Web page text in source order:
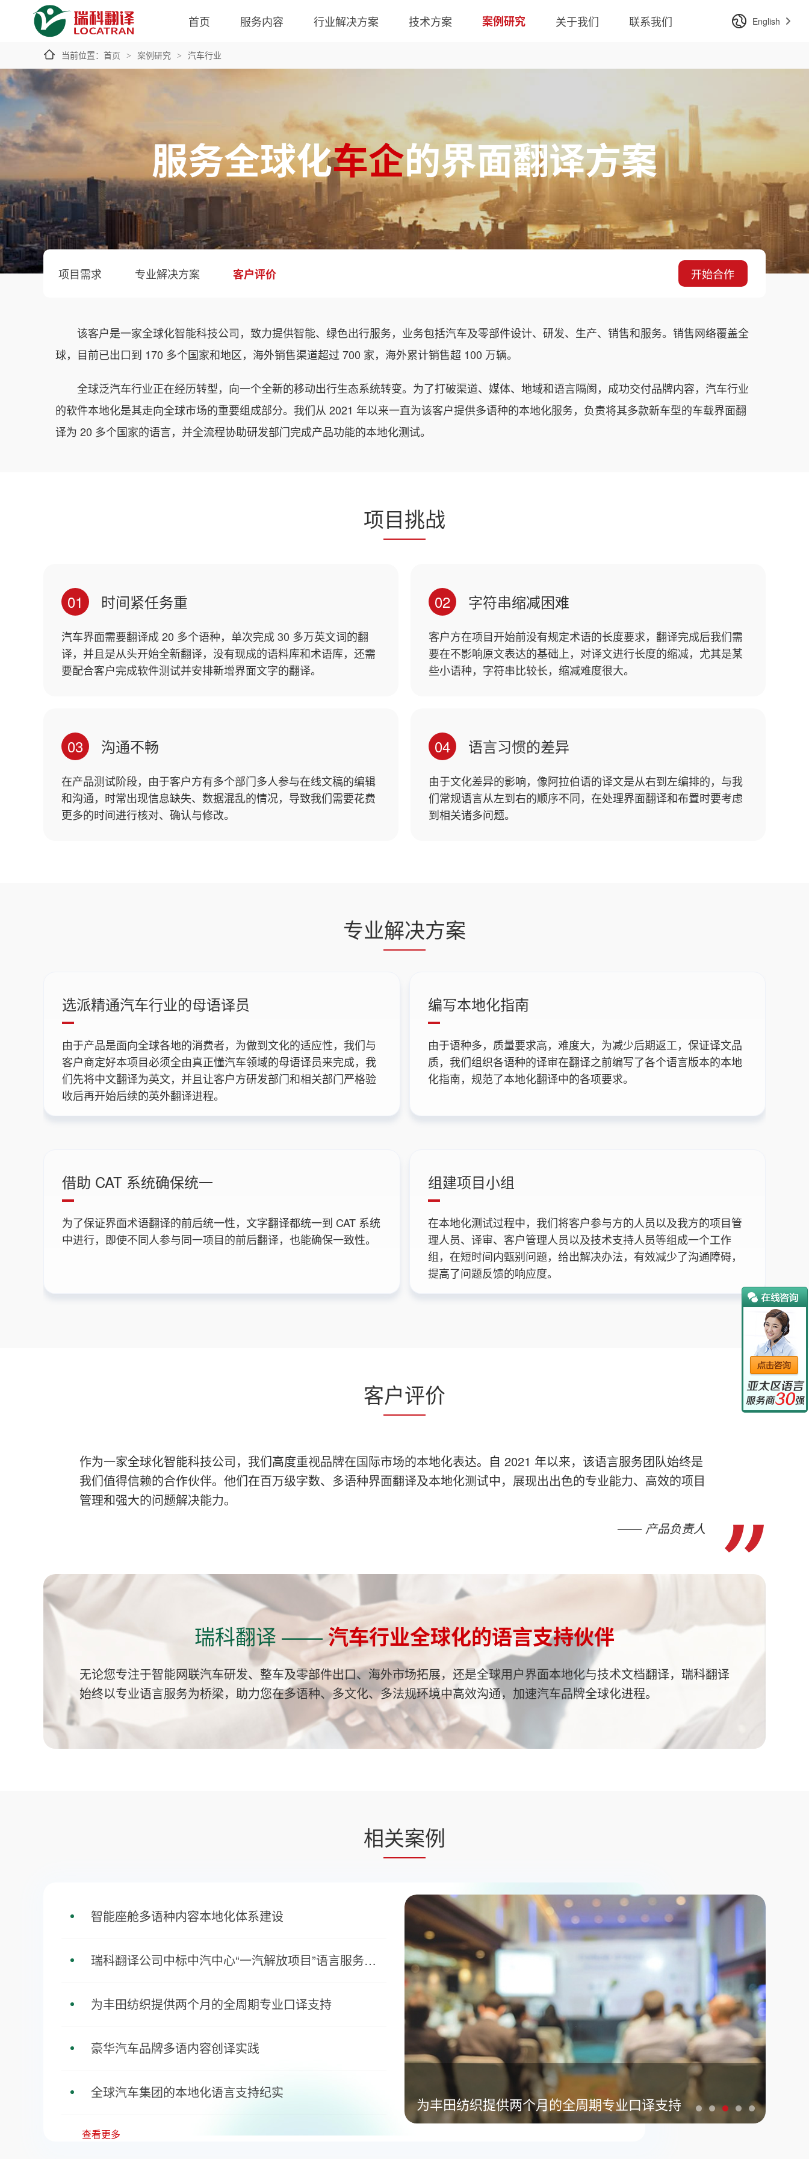
English
首页 服务内容 行业解决方案 技术方案 案例研究 关于我们 联系我们
当前位置： 首页 > 案例研究 > 汽车行业
服务全球化车企的界面翻译方案
项目需求 专业解决方案 客户评价 开始合作
该客户是一家全球化智能科技公司，致力提供智能、绿色出行服务，业务包括汽车及零部件设计、研发、生产、销售和服务。销售网络覆盖全
球，目前已出口到 170 多个国家和地区，海外销售渠道超过 700 家，海外累计销售超 100 万辆。
全球泛汽车行业正在经历转型，向一个全新的移动出行生态系统转变。为了打破渠道、媒体、地域和语言隔阂，成功交付品牌内容，汽车行业
的软件本地化是其走向全球市场的重要组成部分。我们从 2021 年以来一直为该客户提供多语种的本地化服务，负责将其多款新车型的车载界面翻
译为 20 多个国家的语言，并全流程协助研发部门完成产品功能的本地化测试。
项目挑战
01 时间紧任务重
汽车界面需要翻译成 20 多个语种，单次完成 30 多万英文词的翻
译，并且是从头开始全新翻译，没有现成的语料库和术语库，还需
要配合客户完成软件测试并安排新增界面文字的翻译。
02 字符串缩减困难
客户方在项目开始前没有规定术语的长度要求，翻译完成后我们需
要在不影响原文表达的基础上，对译文进行长度的缩减，尤其是某
些小语种，字符串比较长，缩减难度很大。
03 沟通不畅
在产品测试阶段，由于客户方有多个部门多人参与在线文稿的编辑
和沟通，时常出现信息缺失、数据混乱的情况，导致我们需要花费
更多的时间进行核对、确认与修改。
04 语言习惯的差异
由于文化差异的影响，像阿拉伯语的译文是从右到左编排的，与我
们常规语言从左到右的顺序不同，在处理界面翻译和布置时要考虑
到相关诸多问题。
专业解决方案
选派精通汽车行业的母语译员
由于产品是面向全球各地的消费者，为做到文化的适应性，我们与
客户商定好本项目必须全由真正懂汽车领域的母语译员来完成，我
们先将中文翻译为英文，并且让客户方研发部门和相关部门严格验
收后再开始后续的英外翻译进程。
编写本地化指南
由于语种多，质量要求高，难度大，为减少后期返工，保证译文品
质，我们组织各语种的译审在翻译之前编写了各个语言版本的本地
化指南，规范了本地化翻译中的各项要求。
借助 CAT 系统确保统一
为了保证界面术语翻译的前后统一性，文字翻译都统一到 CAT 系统
中进行，即使不同人参与同一项目的前后翻译，也能确保一致性。
组建项目小组
在本地化测试过程中，我们将客户参与方的人员以及我方的项目管
理人员、译审、客户管理人员以及技术支持人员等组成一个工作
组，在短时间内甄别问题，给出解决办法，有效减少了沟通障碍，
提高了问题反馈的响应度。
客户评价
作为一家全球化智能科技公司，我们高度重视品牌在国际市场的本地化表达。自 2021 年以来，该语言服务团队始终是
我们值得信赖的合作伙伴。他们在百万级字数、多语种界面翻译及本地化测试中，展现出出色的专业能力、高效的项目
管理和强大的问题解决能力。
—— 产品负责人
瑞科翻译 ——汽车行业全球化的语言支持伙伴
无论您专注于智能网联汽车研发、整车及零部件出口、海外市场拓展，还是全球用户界面本地化与技术文档翻译，瑞科翻译
始终以专业语言服务为桥梁，助力您在多语种、多文化、多法规环境中高效沟通，加速汽车品牌全球化进程。
相关案例
智能座舱多语种内容本地化体系建设
瑞科翻译公司中标中汽中心“一汽解放项目”语言服务，携手共筑中国汽车产业全球化新里程
为丰田纺织提供两个月的全周期专业口译支持
豪华汽车品牌多语内容创译实践
全球汽车集团的本地化语言支持纪实
查看更多
瑞科翻译公司中标中汽中心“一汽解放项目”语言服务，携
手共筑中国汽车产业全球化新里程
为丰田纺织提供两个月的全周期专业口译支持